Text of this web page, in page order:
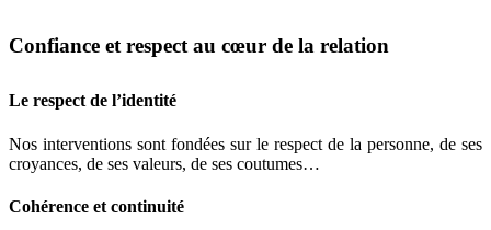
Confiance et respect au cœur de la relation
Le respect de l’identité
Nos interventions sont fondées sur le respect de la personne, de ses
croyances, de ses valeurs, de ses coutumes…
Cohérence et continuité